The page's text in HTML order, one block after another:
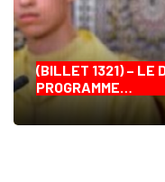
(BILLET 1321) – LE
PROGRAMME…